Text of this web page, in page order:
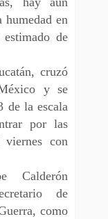
en
de
cruzó
y se
de la escala
por las
viernes con
Calderón
de
como